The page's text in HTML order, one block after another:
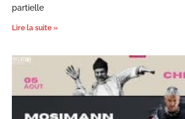
partielle
Lire la suite »